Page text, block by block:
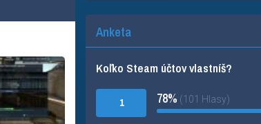
Anketa
Koľko Steam účtov vlastníš?
1 78% (101 Hlasy)